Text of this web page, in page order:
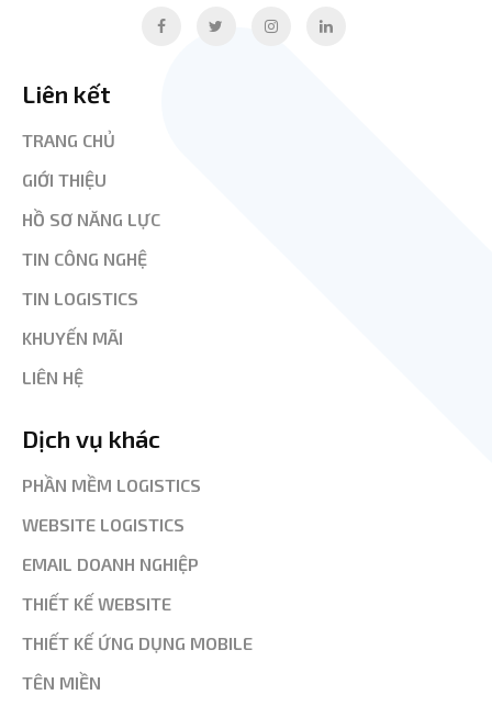
Liên kết
TRANG CHỦ
GIỚI THIỆU
HỒ SƠ NĂNG LỰC
TIN CÔNG NGHỆ
TIN LOGISTICS
KHUYẾN MÃI
LIÊN HỆ
Dịch vụ khác
PHẦN MỀM LOGISTICS
WEBSITE LOGISTICS
EMAIL DOANH NGHIỆP
THIẾT KẾ WEBSITE
THIẾT KẾ ỨNG DỤNG MOBILE
TÊN MIỀN